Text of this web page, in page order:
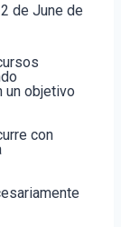
de June de
un objetivo
con